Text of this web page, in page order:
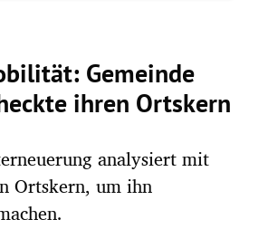
Gemeinde
ihren Ortskern
analysiert mit
Ortskern, um ihn